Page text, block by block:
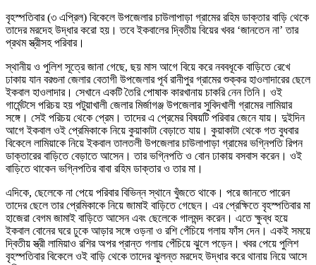
বৃহস্পতিবার (৩ এপ্রিল) বিকেলে উপজেলার চাউলাপাড়া গ্রামের রহিম ডাক্তার বাড়ি থেকে
তাদের মরদেহ উদ্ধার করো হয়। তবে ইকবালের দ্বিতীয় বিয়ের খবর ‘জানতেন না’ তার
প্রথম স্ত্রীসহ পরিবার।
স্থানীয় ও পুলিশ সূত্রে জানা গেছে, ছয় মাস আগে বিয়ে করে নববধূকে বাড়িতে রেখে
ঢাকায় যান বরগুনা জেলার বেতাগী উপজেলার পূর্ব রানীপুর গ্রামের শুক্কর হাওলাদারের ছেলে
ইকবাল হাওলাদার। সেখানে একটি তৈরি পোষাক কারখানায় চাকরি নেন তিনি। ওই
গার্মেন্টসে পরিচয় হয় পটুয়াখালী জেলার মির্জাগঞ্জ উপজেলার সুবিদখালী গ্রামের লামিয়ার
সঙ্গে। সেই পরিচয় থেকে প্রেম। তাদের এ প্রেমের বিষয়টি পরিবার জেনে যায়। দুইদিন
আগে ইকবাল ওই প্রেমিকাকে নিয়ে কুয়াকাটা বেড়াতে যায়। কুয়াকাটা থেকে গত বুধবার
বিকেলে লামিয়াকে নিয়ে ইকবাল তালতলী উপজেলার চাউলাপাড়া গ্রামের ভগ্নিপতি রিপন
ডাক্তারের বাড়িতে বেড়াতে আসেন। তার ভগ্নিপতি ও বোন ঢাকায় বসবাস করেন। ওই
বাড়িতে থাকেন ভগ্নিপতির বাবা রহিম ডাক্তার ও তার মা।
এদিকে, ছেলেকে না পেয়ে পরিবার বিভিন্ন স্থানে খুঁজতে থাকে। পরে জানতে পারেন
তাদের ছেলে তার প্রেমিকাকে নিয়ে জামাই বাড়িতে গেছেন। এর প্রেক্ষিতে বৃহস্পতিবার মা
হাজেরা বেগম জামাই বাড়িতে আসেন এবং ছেলেকে গালমন্দ করেন। এতে ক্ষুব্ধ হয়ে
ইকবাল বোনের ঘরে ঢুকে আড়ার সঙ্গে ওড়না ও রশি পেঁচিয়ে গলায় ফাঁস দেন। একই সময়ে
দ্বিতীয় স্ত্রী লামিয়াও রশির অপর প্রান্ত গলায় পেঁচিয়ে ঝুলে পড়েন। খবর পেয়ে পুলিশ
বৃহস্পতিবার বিকেলে ওই বাড়ি থেকে তাদের ঝুলন্ত মরদেহ উদ্ধার করে থানায় নিয়ে আসে